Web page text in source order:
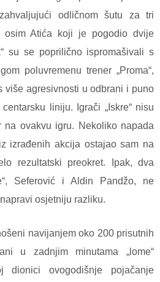
odličnom šutu za tri
osim Atića koji je pogodio dvije
su se poprilično ispromašivali s
poluvremenu trener „Proma“,
više agresivnosti u odbrani i puno
liniju. Igrači „Iskre“ nisu
na ovakvu igru. Nekoliko napada
izrađenih akcija ostajao sam na
rezultatski preokret. Ipak, dva
Seferović i Aldin Pandžo, ne
osjetniju razliku.
navijanjem oko 200 prisutnih
u zadnjim minutama „lome“
dionici ovogodišnje pojačanje